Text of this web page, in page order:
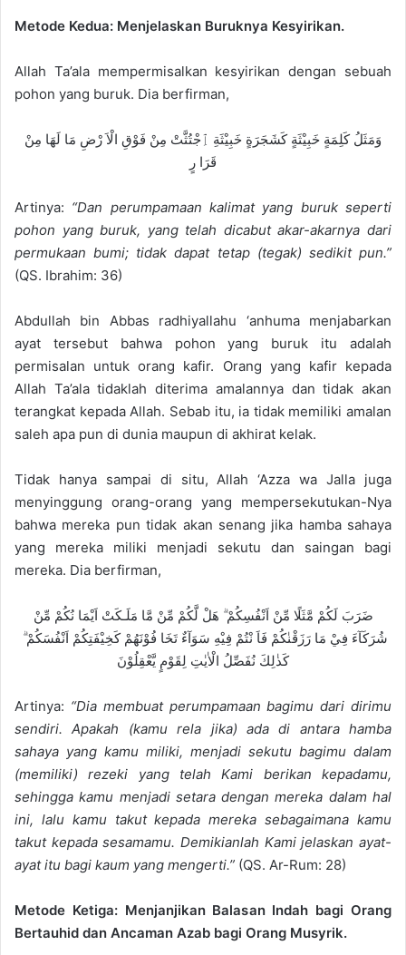
Metode Kedua: Menjelaskan Buruknya Kesyirikan.
Allah Ta’ala mempermisalkan kesyirikan dengan sebuah
pohon yang buruk. Dia berfirman,
وَمَثَلُ كَلِمَةٍ خَبِيْثَةٍ كَشَجَرَةٍ خَبِيْثَةِ ٱِجْتُثَّتْ مِنْ فَوْقِ الْاَ رْضِ مَا لَهَا مِنْ
قَرَا رٍ
Artinya: “Dan perumpamaan kalimat yang buruk seperti
pohon yang buruk, yang telah dicabut akar-akarnya dari
permukaan bumi; tidak dapat tetap (tegak) sedikit pun.”
(QS. Ibrahim: 36)
Abdullah bin Abbas radhiyallahu ‘anhuma menjabarkan
ayat tersebut bahwa pohon yang buruk itu adalah
permisalan untuk orang kafir. Orang yang kafir kepada
Allah Ta’ala tidaklah diterima amalannya dan tidak akan
terangkat kepada Allah. Sebab itu, ia tidak memiliki amalan
saleh apa pun di dunia maupun di akhirat kelak.
Tidak hanya sampai di situ, Allah ‘Azza wa Jalla juga
menyinggung orang-orang yang mempersekutukan-Nya
bahwa mereka pun tidak akan senang jika hamba sahaya
yang mereka miliki menjadi sekutu dan saingan bagi
mereka. Dia berfirman,
ضَرَبَ لَكُمْ مَّثَلًا مِّنْ اَنْفُسِكُمْ ۗ هَلْ لَّكُمْ مِّنْ مَّا مَلَـكَتْ اَيْمَا نُكُمْ مِّنْ
شُرَكَآءَ فِيْ مَا رَزَقْنٰكُمْ فَاَ نْتُمْ فِيْهِ سَوَآءٌ تَخَا فُوْنَهُمْ كَخِيْفَتِكُمْ اَنْفُسَكُمْ ۗ
كَذٰلِكَ نُفَصِّلُ الْاٰيٰتِ لِقَوْمٍ يَّعْقِلُوْنَ
Artinya: “Dia membuat perumpamaan bagimu dari dirimu
sendiri. Apakah (kamu rela jika) ada di antara hamba
sahaya yang kamu miliki, menjadi sekutu bagimu dalam
(memiliki) rezeki yang telah Kami berikan kepadamu,
sehingga kamu menjadi setara dengan mereka dalam hal
ini, lalu kamu takut kepada mereka sebagaimana kamu
takut kepada sesamamu. Demikianlah Kami jelaskan ayat-
ayat itu bagi kaum yang mengerti.” (QS. Ar-Rum: 28)
Metode Ketiga: Menjanjikan Balasan Indah bagi Orang
Bertauhid dan Ancaman Azab bagi Orang Musyrik.